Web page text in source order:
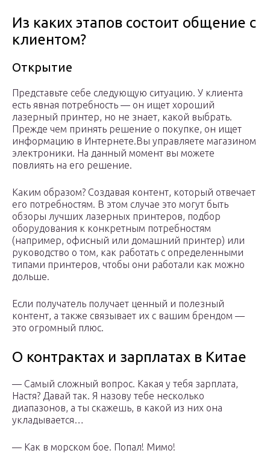
Из каких этапов состоит общение с
клиентом?
Открытие
Представьте себе следующую ситуацию. У клиента
есть явная потребность — он ищет хороший
лазерный принтер, но не знает, какой выбрать.
Прежде чем принять решение о покупке, он ищет
информацию в Интернете.Вы управляете магазином
электроники. На данный момент вы можете
повлиять на его решение.
Каким образом? Создавая контент, который отвечает
его потребностям. В этом случае это могут быть
обзоры лучших лазерных принтеров, подбор
оборудования к конкретным потребностям
(например, офисный или домашний принтер) или
руководство о том, как работать с определенными
типами принтеров, чтобы они работали как можно
дольше.
Если получатель получает ценный и полезный
контент, а также связывает их с вашим брендом —
это огромный плюс.
О контрактах и зарплатах в Китае
— Самый сложный вопрос. Какая у тебя зарплата,
Настя? Давай так. Я назову тебе несколько
диапазонов, а ты скажешь, в какой из них она
укладывается…
— Как в морском бое. Попал! Мимо!